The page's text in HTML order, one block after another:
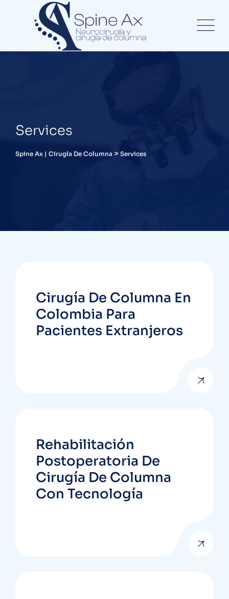
Services
Spine Ax | Cirugía De Columna > Services
Cirugía De Columna En
Colombia Para
Pacientes Extranjeros
Rehabilitación
Postoperatoria De
Cirugía De Columna
Con Tecnología